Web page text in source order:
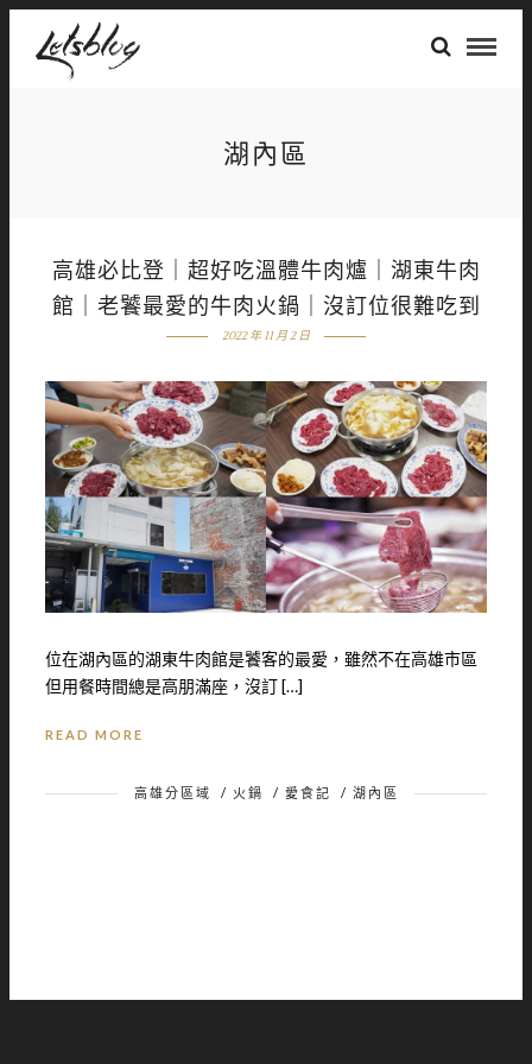
湖內區
高雄必比登｜超好吃溫體牛肉爐｜湖東牛肉
館｜老饕最愛的牛肉火鍋｜沒訂位很難吃到
2022 年 11 月 2 日
位在湖內區的湖東牛肉館是饕客的最愛，雖然不在高雄市區
但用餐時間總是高朋滿座，沒訂 […]
READ MORE
高雄分區域 / 火鍋 / 愛食記 / 湖內區